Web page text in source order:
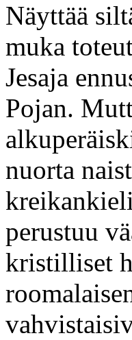
Näyttää
muka
Jesaja
Pojan.
nuorta
perustuu
kristilliset